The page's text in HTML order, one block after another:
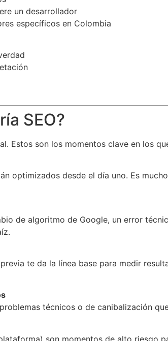
un desarrollador
específicos en Colombia
SEO?
Estos son los momentos clave en los
optimizados desde el día uno. Es
de algoritmo de Google, un error
te da la línea base para medir
técnicos o de canibalización
son momentos de alto riesgo